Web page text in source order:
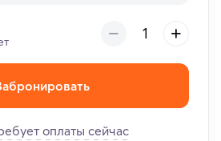
оплаты сейчас